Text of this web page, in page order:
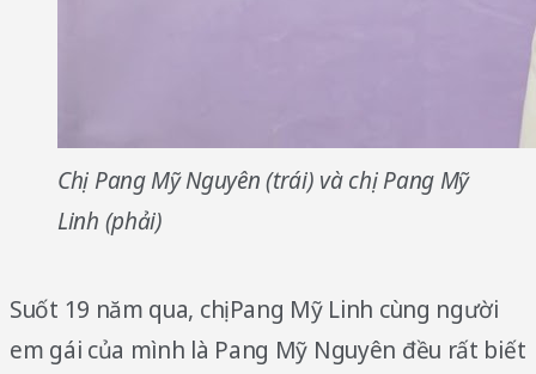
Chị Pang Mỹ Nguyên (trái) và chị Pang Mỹ
Linh (phải)
Suốt 19 năm qua, chị Pang Mỹ Linh cùng người
em gái của mình là Pang Mỹ Nguyên đều rất biết